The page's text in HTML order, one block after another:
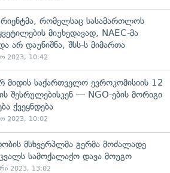
რომელსაც სასამართლოს
მიუხედავად, NAEC-მა
არ დაუნიშნა, შსს-ს მიმართა
2023, 10:42
მიდის საქართველო ევროკომისიის 12
შესრულებისკენ — NGO-ების მორიგი
ქვეყნდება
2023, 10:02
მსხვერპლმა გერმა მოძალადე
სამოქალაქო დავა მოუგო
2023, 13:02